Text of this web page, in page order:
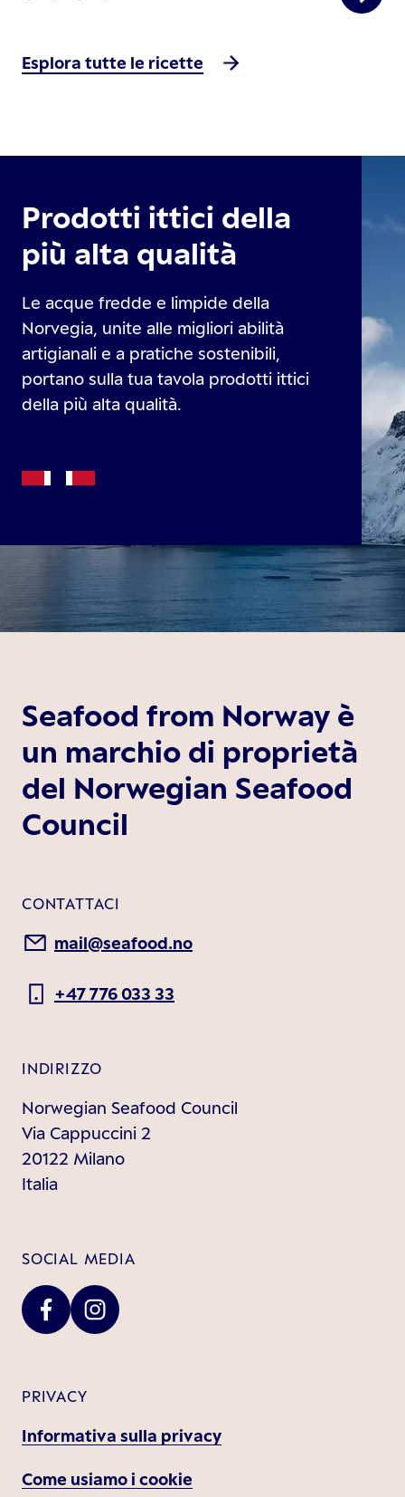
Esplora tutte le ricette
Prodotti ittici della
più alta qualità
Le acque fredde e limpide della
Norvegia, unite alle migliori abilità
artigianali e a pratiche sostenibili,
portano sulla tua tavola prodotti ittici
della più alta qualità.
Seafood from Norway è
un marchio di proprietà
del Norwegian Seafood
Council
CONTATTACI
mail@seafood.no
+47 776 033 33
INDIRIZZO
Norwegian Seafood Council
Via Cappuccini 2
20122 Milano
Italia
SOCIAL MEDIA
PRIVACY
Informativa sulla privacy
Come usiamo i cookie